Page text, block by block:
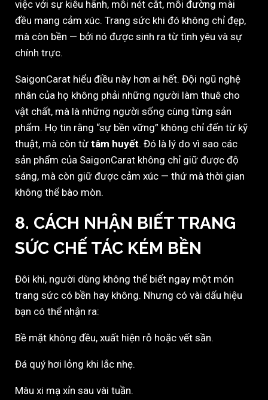
việc với sự kiêu hãnh, mỗi nét cắt, mỗi đường mài
đều mang cảm xúc. Trang sức khi đó không chỉ đẹp,
mà còn bền — bởi nó được sinh ra từ tình yêu và sự
chính trực.
SaigonCarat hiểu điều này hơn ai hết. Đội ngũ nghệ
nhân của họ không phải những người làm thuê cho
vật chất, mà là những người sống cùng từng sản
phẩm. Họ tin rằng “sự bền vững” không chỉ đến từ kỹ
thuật, mà còn từ tâm huyết. Đó là lý do vì sao các
sản phẩm của SaigonCarat không chỉ giữ được độ
sáng, mà còn giữ được cảm xúc — thứ mà thời gian
không thể bào mòn.
8. CÁCH NHẬN BIẾT TRANG
SỨC CHẾ TÁC KÉM BỀN
Đôi khi, người dùng không thể biết ngay một món
trang sức có bền hay không. Nhưng có vài dấu hiệu
bạn có thể nhận ra:
Bề mặt không đều, xuất hiện rỗ hoặc vết sần.
Đá quý hơi lỏng khi lắc nhẹ.
Màu xi mạ xỉn sau vài tuần.